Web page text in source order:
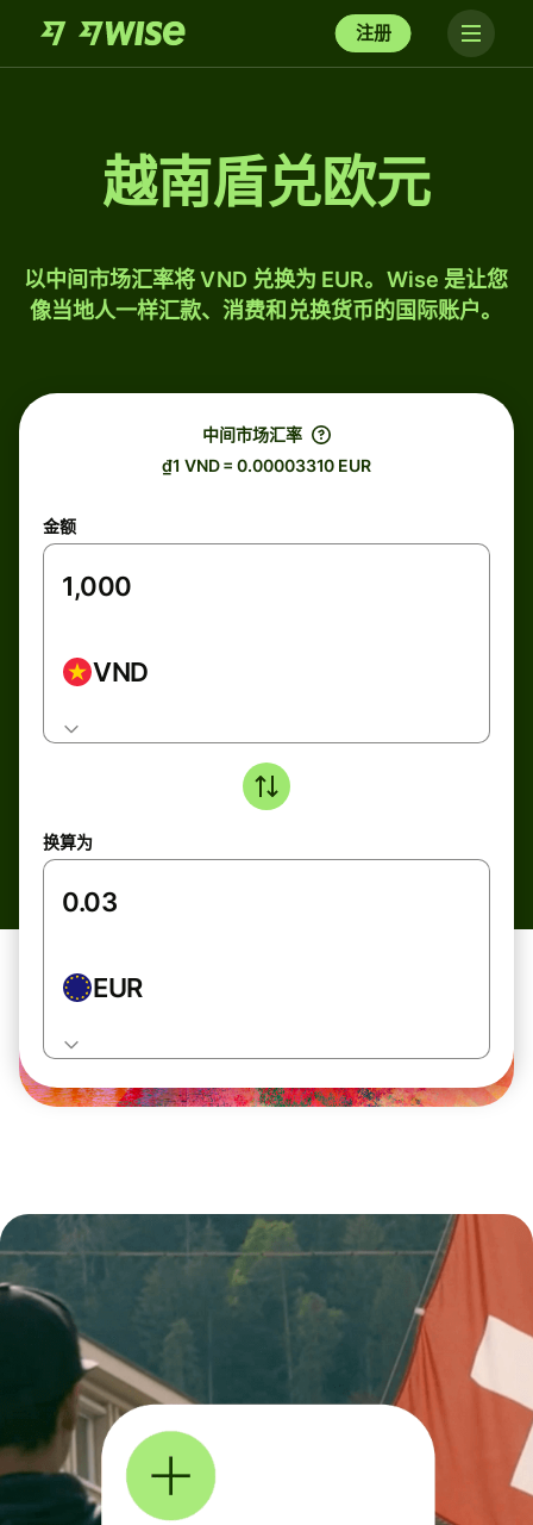
注册
越南盾兑欧元
以中间市场汇率将 VND 兑换为 EUR。Wise 是让您
像当地人一样汇款、消费和兑换货币的国际账户。
中间市场汇率
₫1 VND = 0.00003310 EUR
金额
VND
换算为
EUR